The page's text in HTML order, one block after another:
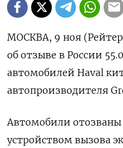
МОСКВА, 9 ноя
об отзыве в России
автомобилей Haval
автопроизводителя
Автомобили
устройством вызова